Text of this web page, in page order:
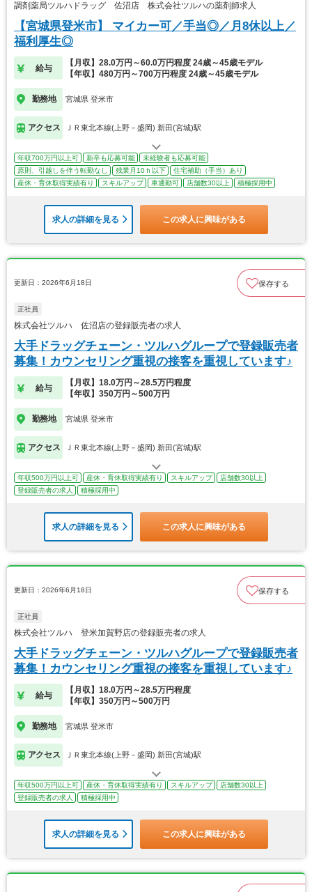
調剤薬局ツルハドラッグ 佐沼店 株式会社ツルハの薬剤師求人
【宮城県登米市】 マイカー可／手当◎／月8休以上／
福利厚生◎
給与
【月収】28.0万円～60.0万円程度 24歳～45歳モデル
【年収】480万円～700万円程度 24歳～45歳モデル
勤務地 宮城県 登米市
アクセス ＪＲ東北本線(上野－盛岡) 新田(宮城)駅
年収700万円以上可 新卒も応募可能
未経験者も応募可能
原則、引越しを伴う転勤なし
残業月10ｈ以下
住宅補助（手当）あり
産休・育休取得実績有り
スキルアップ 車通勤可 店舗数30以上 積極採用中
求人の詳細を見る この求人に興味がある
更新日：2026年6月18日 保存する
正社員
株式会社ツルハ 佐沼店の登録販売者の求人
大手ドラッグチェーン・ツルハグループで登録販売者
募集！カウンセリング重視の接客を重視しています♪
給与
【月収】18.0万円～28.5万円程度
【年収】350万円～500万円
勤務地 宮城県 登米市
アクセス ＪＲ東北本線(上野－盛岡) 新田(宮城)駅
年収500万円以上可 産休・育休取得実績有り スキルアップ
店舗数30以上
登録販売者の求人
積極採用中
求人の詳細を見る この求人に興味がある
更新日：2026年6月18日 保存する
正社員
株式会社ツルハ 登米加賀野店の登録販売者の求人
大手ドラッグチェーン・ツルハグループで登録販売者
募集！カウンセリング重視の接客を重視しています♪
給与
【月収】18.0万円～28.5万円程度
【年収】350万円～500万円
勤務地 宮城県 登米市
アクセス ＪＲ東北本線(上野－盛岡) 新田(宮城)駅
年収500万円以上可 産休・育休取得実績有り スキルアップ
店舗数30以上
登録販売者の求人
積極採用中
求人の詳細を見る この求人に興味がある